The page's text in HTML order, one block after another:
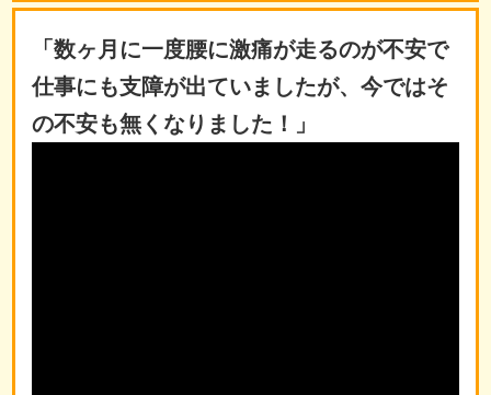
「数ヶ月に一度腰に激痛が走るのが不安で
仕事にも支障が出ていましたが、今ではそ
の不安も無くなりました！」